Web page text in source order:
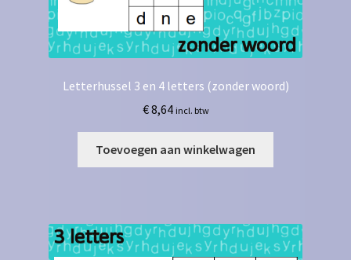
Letterhussel 3 en 4 letters (zonder woord)
€8,64 incl. btw
Toevoegen aan winkelwagen